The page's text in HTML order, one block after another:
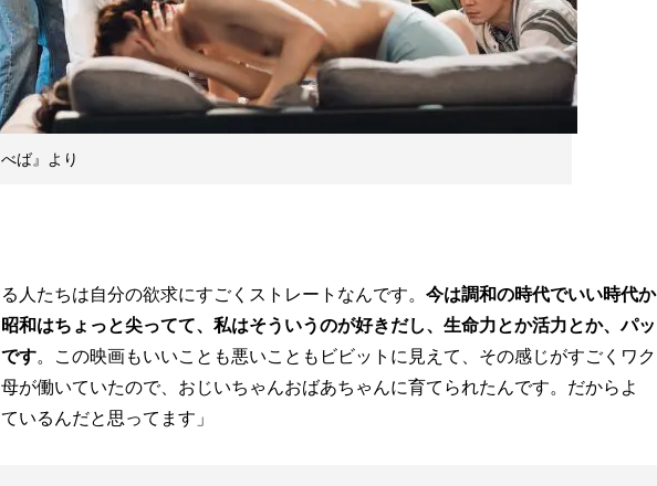
べば』より
人たちは自分の欲求にすごくストレートなんです。 今は調和の時代でいい時代か
和はちょっと尖ってて、私はそういうのが好きだし、生命力とか活力とか、パッ
す。この映画もいいことも悪いこともビビットに見えて、その感じがすごくワク
が働いていたので、おじいちゃんおばあちゃんに育てられたんです。だからよ
いるんだと思ってます」